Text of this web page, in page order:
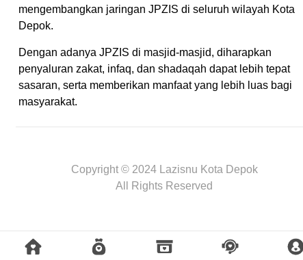
mengembangkan jaringan JPZIS di seluruh wilayah Kota
Depok.
Dengan adanya JPZIS di masjid-masjid, diharapkan
penyaluran zakat, infaq, dan shadaqah dapat lebih tepat
sasaran, serta memberikan manfaat yang lebih luas bagi
masyarakat.
Copyright © 2024 Lazisnu Kota Depok
All Rights Reserved